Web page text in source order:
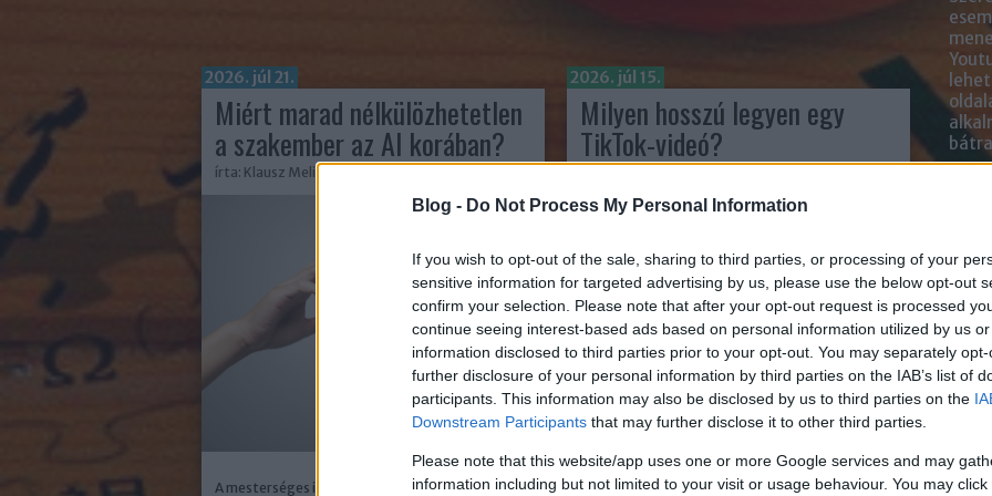
Blog - Do Not Process My Personal Information
If you wish to opt-out of the sale, sharing to third parties, or processing of your
sensitive information for targeted advertising by us, please use the below opt-out
confirm your selection. Please note that after your opt-out request is processed
continue seeing interest-based ads based on personal information utilized by us
information disclosed to third parties prior to your opt-out. You may separately
further disclosure of your personal information by third parties on the IAB’s list of
participants. This information may also be disclosed by us to third parties on the
Downstream Participants that may further disclose it to other third parties.
Please note that this website/app uses one or more Google services and may
information including but not limited to your visit or usage behaviour. You may
2026. júl 15.
Milyen hosszú legyen egy
TikTok-videó?
A TikTok néhány év alatt a világ egyik
2026. júl 21.
Miért marad nélkülözhetetlen
a szakember az AI korában?
írta: Klausz Melinda
A mesterséges intelligencia robbanásszerű